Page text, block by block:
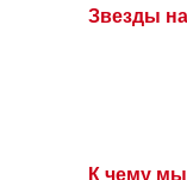
Звезды
К чему